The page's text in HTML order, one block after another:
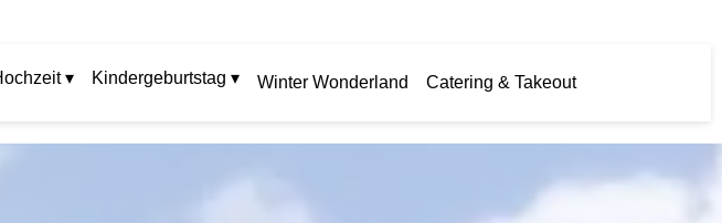
▾ Kindergeburtstag ▾ Winter Wonderland Catering & Takeout